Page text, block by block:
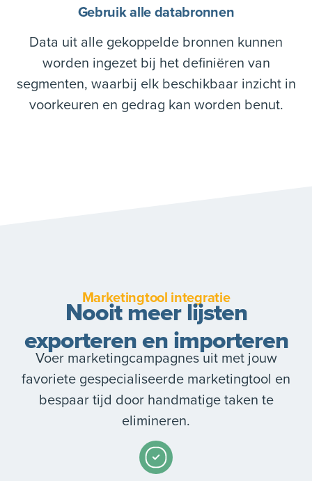
Gebruik alle databronnen
Data uit alle gekoppelde bronnen kunnen
worden ingezet bij het definiëren van
segmenten, waarbij elk beschikbaar inzicht in
voorkeuren en gedrag kan worden benut.
Marketingtool integratie
Nooit meer lijsten
exporteren en importeren
Voer marketingcampagnes uit met jouw
favoriete gespecialiseerde marketingtool en
bespaar tijd door handmatige taken te
elimineren.